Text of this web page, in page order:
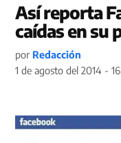
Así reporta
caídas en su
por Redacción
1 de agosto del 2014 -